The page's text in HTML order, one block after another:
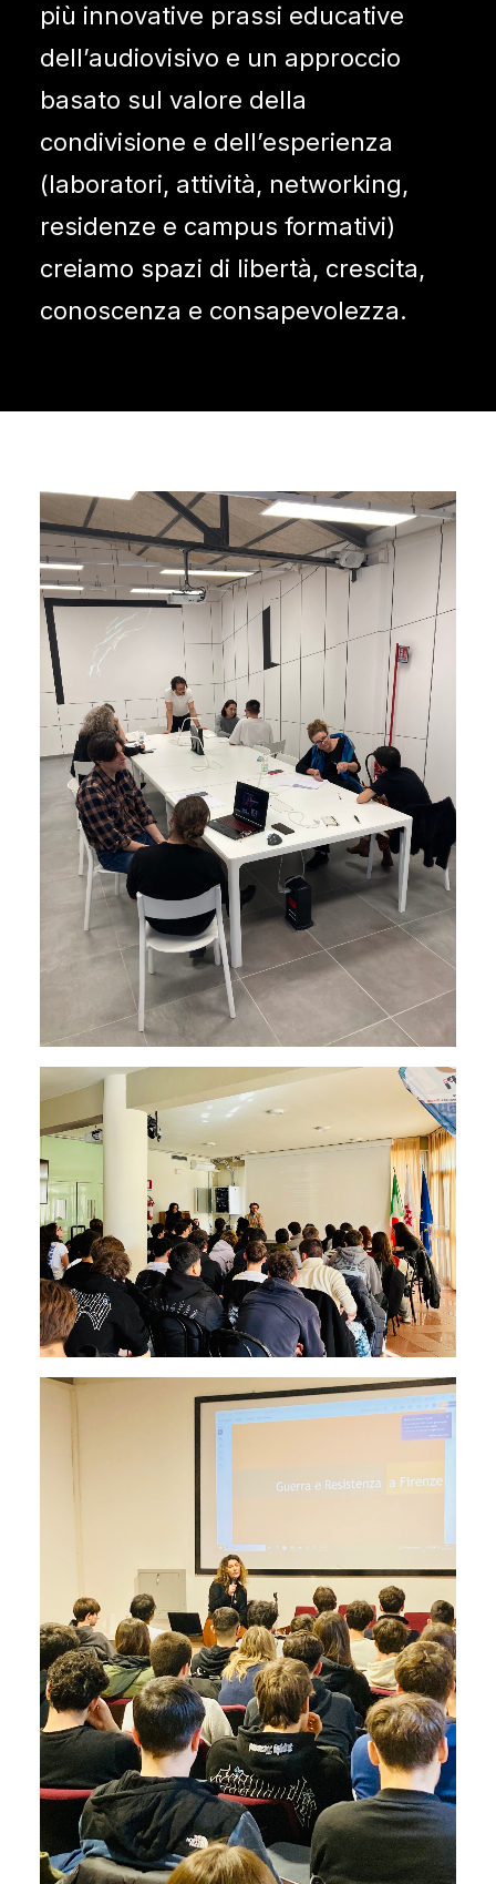
più innovative prassi educative
dell’audiovisivo e un approccio
basato sul valore della
condivisione e dell’esperienza
(laboratori, attività, networking,
residenze e campus formativi)
creiamo spazi di libertà, crescita,
conoscenza e consapevolezza.